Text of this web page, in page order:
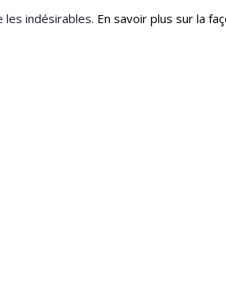
les indésirables. En savoir plus sur la